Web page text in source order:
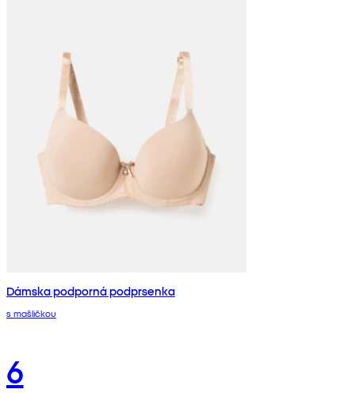
Dámska podporná podprsenka
s mašličkou
6